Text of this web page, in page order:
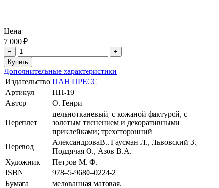
Цена:
7 000 ₽
− +
Дополнительные характеристики
Издательство ПАН ПРЕСС
Артикул
ПП-19
Автор
О. Генри
Переплет
цельнотканевый, с кожаной фактурой, с
золотым тиснением и декоративными
приклейками; трехсторонний
Перевод
АлександроваВ.. Гаусман Л., Львовский З.,
Поддячая О., Азов В.А.
Художник
Петров М. Ф.
ISBN
978–5-9680–0224-2
Бумага
мелованная матовая.